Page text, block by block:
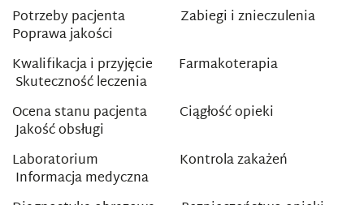
Potrzeby pacjenta Zabiegi i znieczulenia
Poprawa jakości
Kwalifikacja i przyjęcie Farmakoterapia
Skuteczność leczenia
Ocena stanu pacjenta Ciągłość opieki
Jakość obsługi
Laboratorium Kontrola zakażeń
Informacja medyczna